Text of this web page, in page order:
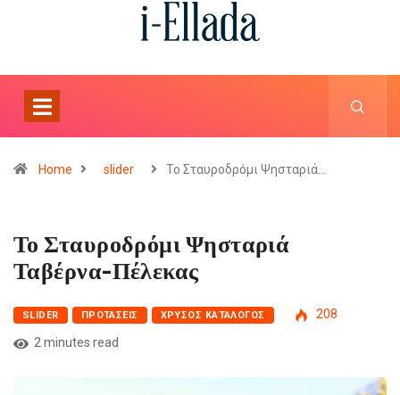
Home slider Το Σταυροδρόμι Ψησταριά…
Το Σταυροδρόμι Ψησταριά
Ταβέρνα-Πέλεκας
SLIDER ΠΡΟΤΆΣΕΙΣ ΧΡΥΣΌΣ ΚΑΤΆΛΟΓΟΣ
208
2 minutes read